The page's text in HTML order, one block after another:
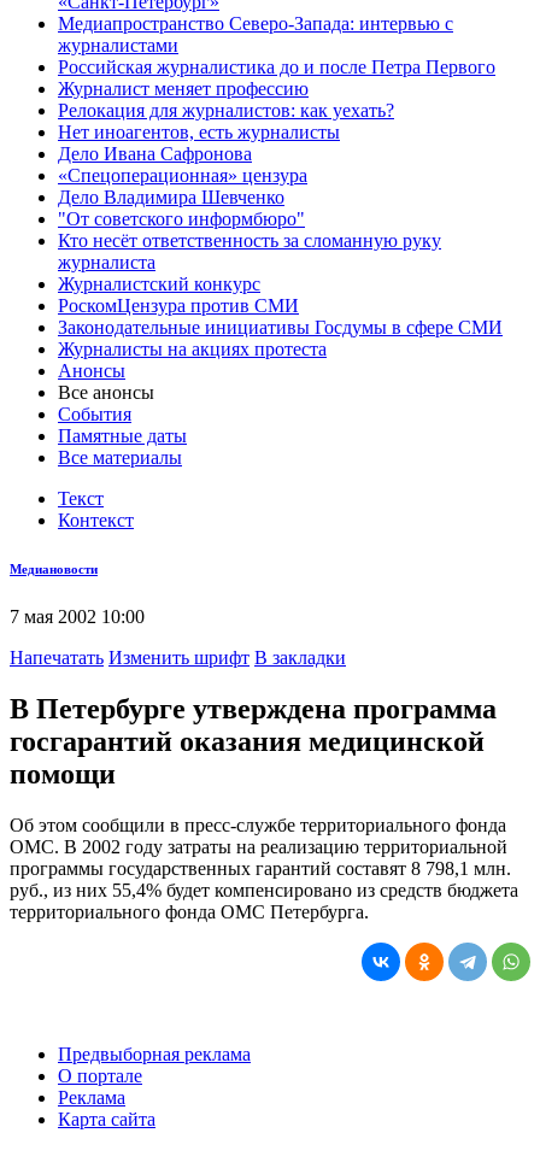
Медиапространство Северо-Запада: интервью с
журналистами
Российская журналистика до и после Петра Первого
Журналист меняет профессию
Релокация для журналистов: как уехать?
Нет иноагентов, есть журналисты
Дело Ивана Сафронова
«Спецоперационная» цензура
Дело Владимира Шевченко
"От советского информбюро"
Кто несёт ответственность за сломанную руку
журналиста
Журналистский конкурс
РоскомЦензура против СМИ
Законодательные инициативы Госдумы в сфере СМИ
Журналисты на акциях протеста
Анонсы
Все анонсы
События
Памятные даты
Все материалы
Текст
Контекст
Медиановости
7 мая 2002 10:00
Напечатать Изменить шрифт В закладки
В Петербурге утверждена программа
госгарантий оказания медицинской
помощи
Об этом сообщили в пресс-службе территориального фонда
ОМС. В 2002 году затраты на реализацию территориальной
программы государственных гарантий составят 8 798,1 млн.
руб., из них 55,4% будет компенсировано из средств бюджета
территориального фонда ОМС Петербурга.
Предвыборная реклама
О портале
Реклама
Карта сайта